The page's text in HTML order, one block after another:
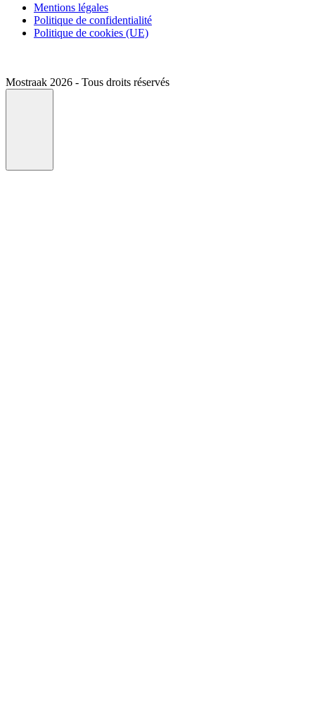
Mentions légales
Politique de confidentialité
Politique de cookies (UE)
Mostraak 2026 - Tous droits réservés